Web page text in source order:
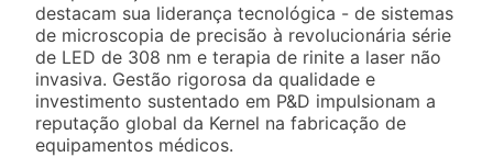
destacam sua liderança tecnológica - de sistemas
de microscopia de precisão à revolucionária série
de LED de 308 nm e terapia de rinite a laser não
invasiva. Gestão rigorosa da qualidade e
investimento sustentado em P&D impulsionam a
reputação global da Kernel na fabricação de
equipamentos médicos.